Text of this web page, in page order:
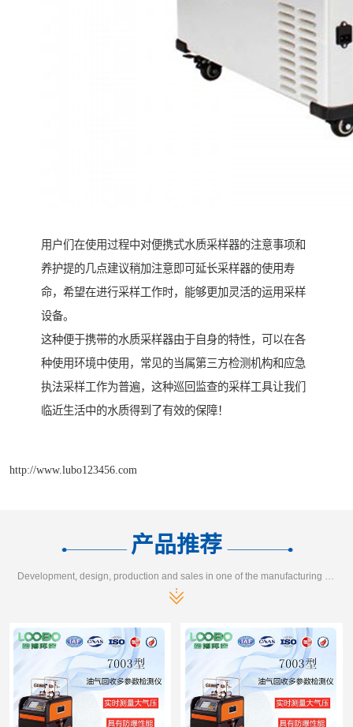
用户们在使用过程中对便携式水质采样器的注意事项和
养护提的几点建议稍加注意即可延长采样器的使用寿
命，希望在进行采样工作时，能够更加灵活的运用采样
设备。
这种便于携带的水质采样器由于自身的特性，可以在各
种使用环境中使用，常见的当属第三方检测机构和应急
执法采样工作为普遍，这种巡回监查的采样工具让我们
临近生活中的水质得到了有效的保障！
http://www.lubo123456.com
产品推荐